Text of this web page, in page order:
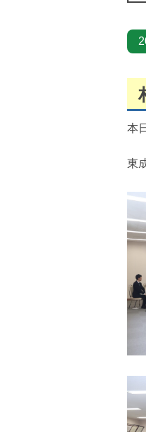
本
東